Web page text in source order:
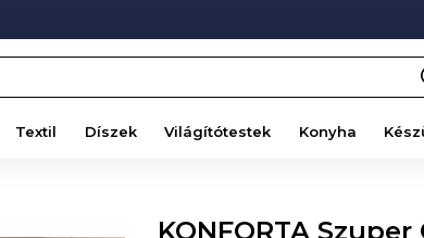
Textil Díszek Világítótestek Konyha
KONFORTA